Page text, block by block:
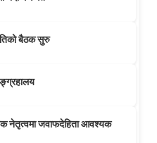
बैठक सुरु
नेतृत्वमा जवाफदेहिता आवश्यक